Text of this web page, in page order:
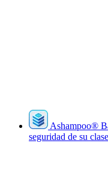
Ashampoo®
seguridad de su